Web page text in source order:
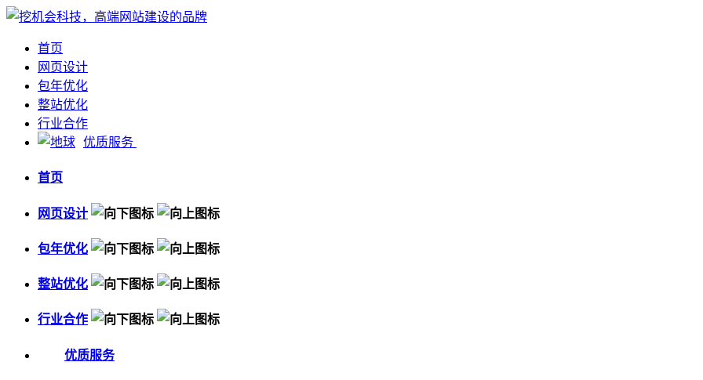
首页
网页设计
包年优化
整站优化
行业合作
优质服务
首页
网页设计
包年优化
整站优化
行业合作
优质服务